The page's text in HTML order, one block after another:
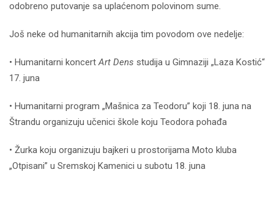
odobreno putovanje sa uplaćenom polovinom sume.
Još neke od humanitarnih akcija tim povodom ove nedelje:
• Humanitarni koncertArt Dens studija u Gimnaziji „Laza Kostić“
17. juna
• Humanitarni program „Mašnica za Teodoru” koji 18. juna na
Štrandu organizuju učenici škole koju Teodora pohađa
• Žurka koju organizuju bajkeri u prostorijama Moto kluba
„Otpisani” u Sremskoj Kamenici u subotu 18. juna